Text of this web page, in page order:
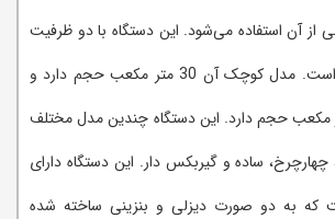
از آن استفاده می‌شود. این دستگاه با دو ظرفیت
متفاوت ساخته شده است. مدل کوچک آن 30 متر مکعب حجم دارد و
آن 45 متر مکعب حجم دارد. این دستگاه چندین مدل مختلف
ساده و گیربکس دار. این دستگاه دارای
که به دو صورت دیزلی و بنزینی ساخته شده